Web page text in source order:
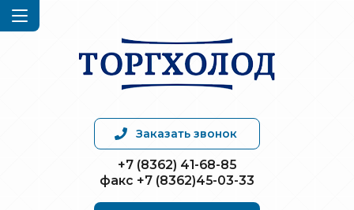
Заказать звонок
+7 (8362) 41-68-85
факс +7 (8362)45-03-33